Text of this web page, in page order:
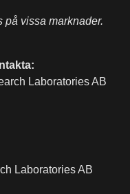
på vissa marknader.
Laboratories AB
Laboratories AB